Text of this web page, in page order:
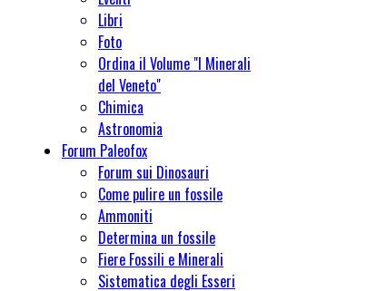
Libri
Foto
Ordina il Volume "I Minerali
del Veneto"
Chimica
Astronomia
Forum Paleofox
Forum sui Dinosauri
Come pulire un fossile
Ammoniti
Determina un fossile
Fiere Fossili e Minerali
Sistematica degli Esseri